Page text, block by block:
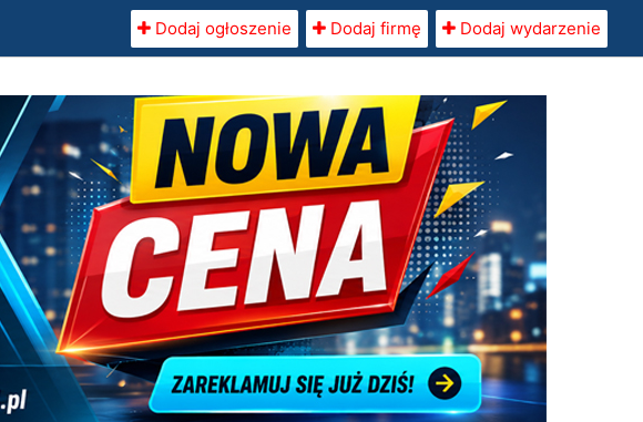
Dodaj ogłoszenie Dodaj firmę Dodaj wydarzenie